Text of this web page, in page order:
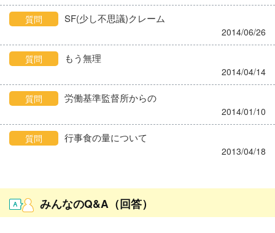
質問 SF(少し不思議)クレーム
2014/06/26
質問 もう無理
2014/04/14
質問 労働基準監督所からの
2014/01/10
質問 行事食の量について
2013/04/18
みんなのQ&A（回答）